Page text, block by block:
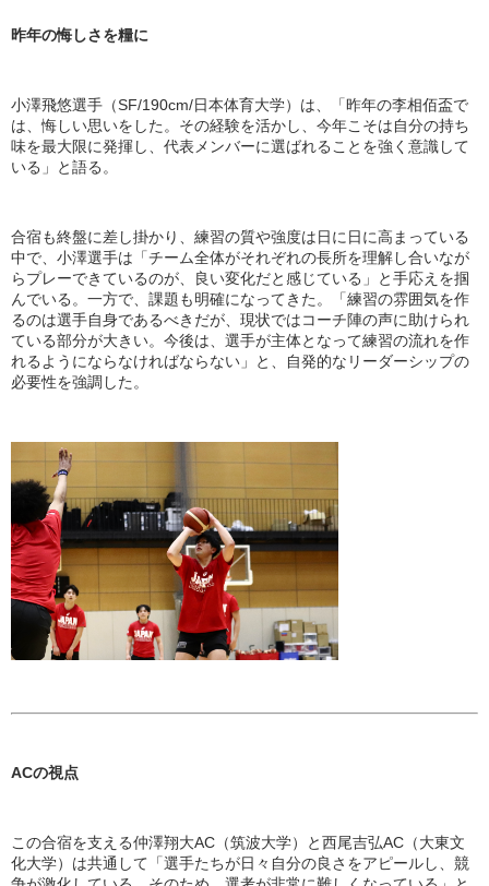
昨年の悔しさを糧に
小澤飛悠選手（SF/190cm/日本体育大学）は、「昨年の李相佰盃で
は、悔しい思いをした。その経験を活かし、今年こそは自分の持ち
味を最大限に発揮し、代表メンバーに選ばれることを強く意識して
いる」と語る。
合宿も終盤に差し掛かり、練習の質や強度は日に日に高まっている
中で、小澤選手は「チーム全体がそれぞれの長所を理解し合いなが
らプレーできているのが、良い変化だと感じている」と手応えを掴
んでいる。一方で、課題も明確になってきた。「練習の雰囲気を作
るのは選手自身であるべきだが、現状ではコーチ陣の声に助けられ
ている部分が大きい。今後は、選手が主体となって練習の流れを作
れるようにならなければならない」と、自発的なリーダーシップの
必要性を強調した。
ACの視点
この合宿を支える仲澤翔大AC（筑波大学）と西尾吉弘AC（大東文
化大学）は共通して「選手たちが日々自分の良さをアピールし、競